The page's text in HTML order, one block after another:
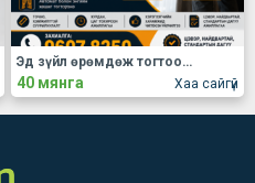
Хаа сайгүй
Эд зүйл өрөмдөж тогтооно Хөшиг, гэрэл тогтоох үйлчилгээ
40 мянга